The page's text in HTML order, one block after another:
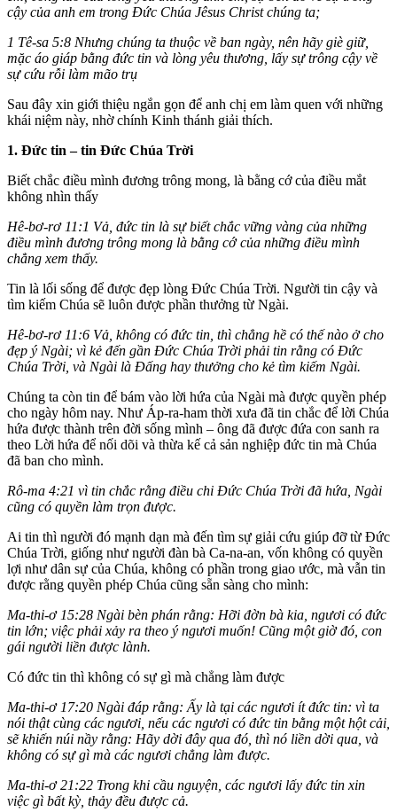
cậy của anh em trong Ðức Chúa Jêsus Christ chúng ta;
1 Tê-sa 5:8 Nhưng chúng ta thuộc về ban ngày, nên hãy giè giữ,
mặc áo giáp bằng đức tin và lòng yêu thương, lấy sự trông cậy về
sự cứu rỗi làm mão trụ
Sau đây xin giới thiệu ngắn gọn để anh chị em làm quen với những
khái niệm này, nhờ chính Kinh thánh giải thích.
1. Đức tin – tin Đức Chúa Trời
Biết chắc điều mình đương trông mong, là bằng cớ của điều mắt
không nhìn thấy
Hê-bơ-rơ 11:1 Vả, đức tin là sự biết chắc vững vàng của những
điều mình đương trông mong là bằng cớ của những điều mình
chẳng xem thấy.
Tin là lối sống để được đẹp lòng Đức Chúa Trời. Người tin cậy và
tìm kiếm Chúa sẽ luôn được phần thưởng từ Ngài.
Hê-bơ-rơ 11:6 Vả, không có đức tin, thì chẳng hề có thế nào ở cho
đẹp ý Ngài; vì kẻ đến gần Ðức Chúa Trời phải tin rằng có Ðức
Chúa Trời, và Ngài là Ðấng hay thưởng cho kẻ tìm kiếm Ngài.
Chúng ta còn tin để bám vào lời hứa của Ngài mà được quyền phép
cho ngày hôm nay. Như Áp-ra-ham thời xưa đã tin chắc để lời Chúa
hứa được thành trên đời sống mình – ông đã được đứa con sanh ra
theo Lời hứa để nối dõi và thừa kế cả sản nghiệp đức tin mà Chúa
đã ban cho mình.
Rô-ma 4:21 vì tin chắc rằng điều chi Ðức Chúa Trời đã hứa, Ngài
cũng có quyền làm trọn được.
Ai tin thì người đó mạnh dạn mà đến tìm sự giải cứu giúp đỡ từ Đức
Chúa Trời, giống như người đàn bà Ca-na-an, vốn không có quyền
lợi như dân sự của Chúa, không có phần trong giao ước, mà vẫn tin
được rằng quyền phép Chúa cũng sẵn sàng cho mình:
Ma-thi-ơ 15:28 Ngài bèn phán rằng: Hỡi đờn bà kia, ngươi có đức
tin lớn; việc phải xảy ra theo ý ngươi muốn! Cũng một giờ đó, con
gái người liền được lành.
Có đức tin thì không có sự gì mà chẳng làm được
Ma-thi-ơ 17:20 Ngài đáp rằng: Ấy là tại các ngươi ít đức tin: vì ta
nói thật cùng các ngươi, nếu các ngươi có đức tin bằng một hột cải,
sẽ khiến núi nầy rằng: Hãy dời đây qua đó, thì nó liền dời qua, và
không có sự gì mà các ngươi chẳng làm được.
Ma-thi-ơ 21:22 Trong khi cầu nguyện, các ngươi lấy đức tin xin
việc gì bất kỳ, thảy đều được cả.